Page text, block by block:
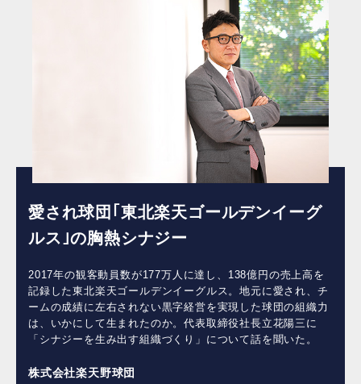
愛され球団｢東北楽天ゴールデンイーグ
ルス｣の胸熱シナジー
2017年の観客動員数が177万人に達し、138億円の売上高を
記録した東北楽天ゴールデンイーグルス。地元に愛され、チ
ームの成績に左右されない黒字経営を実現した球団の組織力
は、いかにして生まれたのか。代表取締役社長立花陽三に
「シナジーを生み出す組織づくり」について話を聞いた。
株式会社楽天野球団